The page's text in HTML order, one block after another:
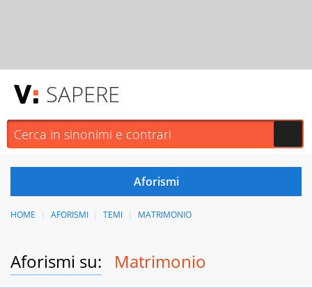
SAPERE
HOME AFORISMI TEMI MATRIMONIO
Aforismi su: Matrimonio